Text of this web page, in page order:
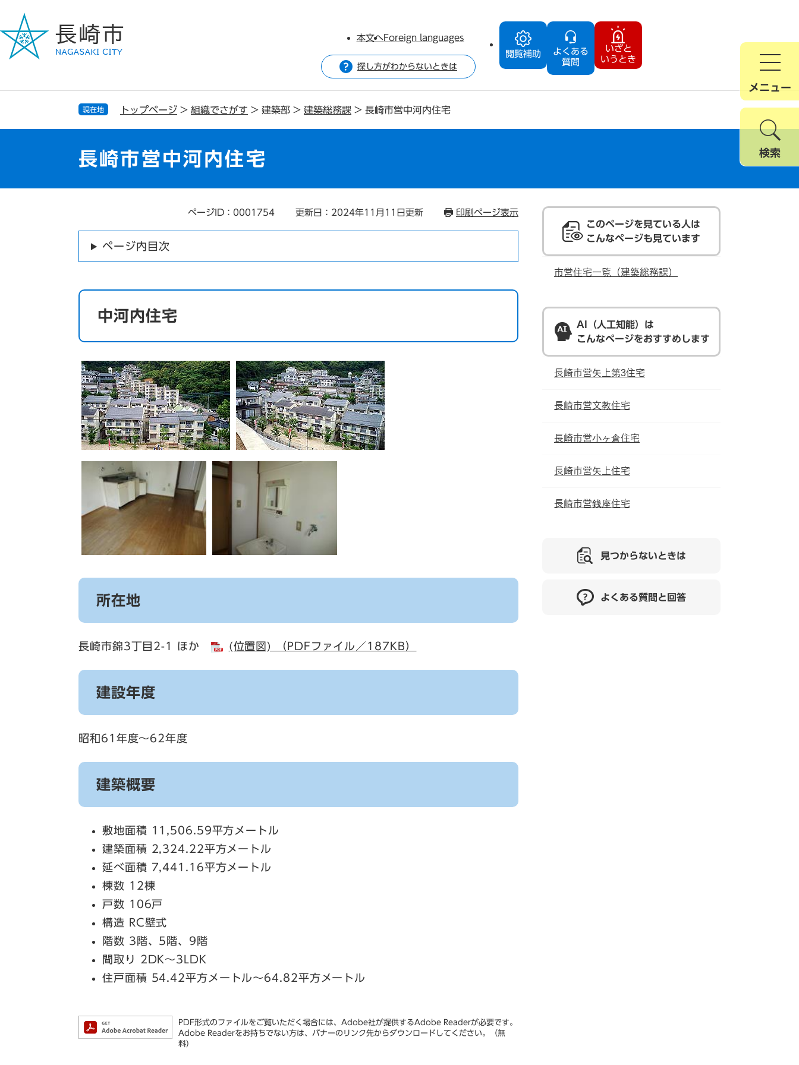
ジ
で
ュ
ば
閲覧補助
よくある
質問
いざと
いうとき
本文へForeign languages
探し方がわからないときは
メニュー
検索
現在地 トップページ > 組織でさがす > 建築部 > 建築総務課 > 長崎市営中河内住宅
長崎市営中河内住宅
ページID：0001754 更新日：2024年11月11日更新 印刷ページ表示
ページ内目次
中河内住宅
所在地
長崎市錦3丁目2-1 ほか (位置図) （PDFファイル／187KB）
建設年度
昭和61年度～62年度
建築概要
敷地面積 11,506.59平方メートル
建築面積 2,324.22平方メートル
延べ面積 7,441.16平方メートル
棟数 12棟
戸数 106戸
構造 RC壁式
階数 3階、5階、9階
間取り 2DK～3LDK
住戸面積 54.42平方メートル～64.82平方メートル
PDF形式のファイルをご覧いただく場合には、Adobe社が提供するAdobe Readerが必要です。
Adobe Readerをお持ちでない方は、バナーのリンク先からダウンロードしてください。（無
料）
このページを見ている人は
こんなページも見ています
市営住宅一覧（建築総務課）
AI（人工知能）は
こんなページをおすすめします
長崎市営矢上第3住宅
長崎市営文教住宅
長崎市営小ヶ倉住宅
長崎市営矢上住宅
長崎市営銭座住宅
見つからないときは
よくある質問と回答